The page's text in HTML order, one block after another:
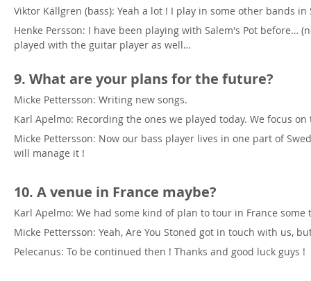
Viktor Källgren (bass): Yeah a lot ! I play in some other bands in
Henke Persson: I have been playing with Salem's Pot
played with the guitar player as well…
9. What are your plans for the future?
Micke Pettersson: Writing new songs.
Karl Apelmo: Recording the ones we played today. We focus
Micke Pettersson: Now our bass player lives in one part of
will manage it !
10. A venue in France maybe?
Karl Apelmo: We had some kind of plan to tour in France
Micke Pettersson: Yeah, Are You Stoned got in touch with us,
Pelecanus: To be continued then ! Thanks and good luck guys !